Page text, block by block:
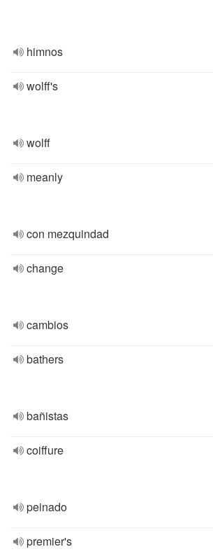
himnos
wolff's
wolff
meanly
con mezquindad
change
cambios
bathers
bañistas
coiffure
peinado
premier's